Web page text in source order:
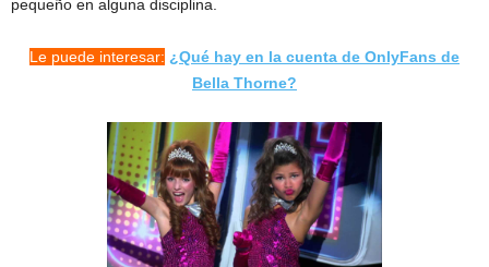
pequeño en alguna disciplina.
Le puede interesar: ¿Qué hay en la cuenta de OnlyFans de
Bella Thorne?